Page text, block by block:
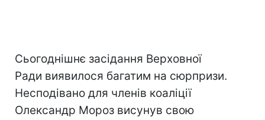
Сьогоднішнє засідання Верховної
Ради виявилося багатим на сюрпризи.
Несподівано для членів коаліції
Олександр Мороз висунув свою